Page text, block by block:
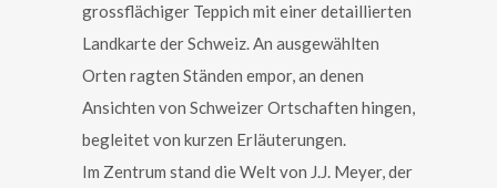
grossflächiger Teppich mit einer detaillierten
Landkarte der Schweiz. An ausgewählten
Orten ragten Ständen empor, an denen
Ansichten von Schweizer Ortschaften hingen,
begleitet von kurzen Erläuterungen.
Im Zentrum stand die Welt von J.J. Meyer, der